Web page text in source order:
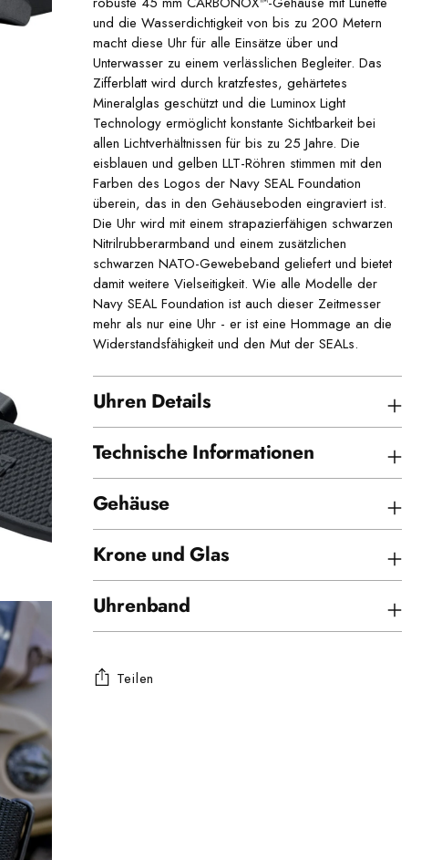
und die Wasserdichtigkeit von bis zu 200 Metern
macht diese Uhr für alle Einsätze über und
Unterwasser zu einem verlässlichen Begleiter. Das
Zifferblatt wird durch kratzfestes, gehärtetes
Mineralglas geschützt und die Luminox Light
Technology ermöglicht konstante Sichtbarkeit bei
allen Lichtverhältnissen für bis zu 25 Jahre. Die
eisblauen und gelben LLT-Röhren stimmen mit den
Farben des Logos der Navy SEAL Foundation
überein, das in den Gehäuseboden eingraviert ist.
Die Uhr wird mit einem strapazierfähigen schwarzen
Nitrilrubberarmband und einem zusätzlichen
schwarzen NATO-Gewebeband geliefert und bietet
damit weitere Vielseitigkeit. Wie alle Modelle der
Navy SEAL Foundation ist auch dieser Zeitmesser
mehr als nur eine Uhr - er ist eine Hommage an die
Widerstandsfähigkeit und den Mut der SEALs.
Uhren Details
Technische Informationen
Gehäuse
Krone und Glas
Uhrenband
Teilen